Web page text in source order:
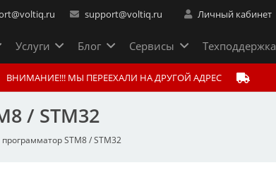
support@voltiq.ru Личный кабинет
Услуги Блог Сервисы Техподдержка
ВНИМАНИЕ!!! МЫ ПЕРЕЕХАЛИ НА ДРУГОЙ АДРЕС
/ STM32
программатор STM8 / STM32